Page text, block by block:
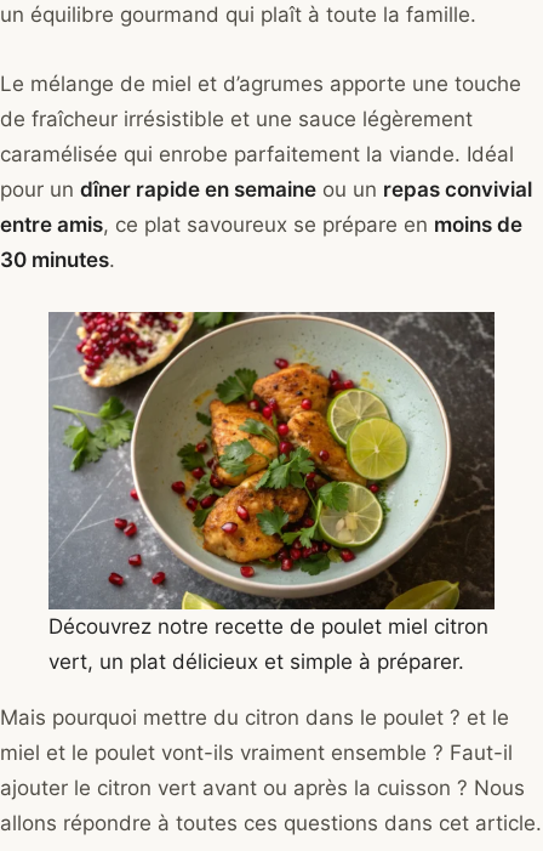
un équilibre gourmand qui plaît à toute la famille.
Le mélange de miel et d’agrumes apporte une touche
de fraîcheur irrésistible et une sauce légèrement
caramélisée qui enrobe parfaitement la viande. Idéal
pour un dîner rapide en semaine ou un repas convivial
entre amis, ce plat savoureux se prépare en moins de
30 minutes.
Découvrez notre recette de poulet miel citron
vert, un plat délicieux et simple à préparer.
Mais pourquoi mettre du citron dans le poulet ? et le
miel et le poulet vont-ils vraiment ensemble ? Faut-il
ajouter le citron vert avant ou après la cuisson ? Nous
allons répondre à toutes ces questions dans cet article.